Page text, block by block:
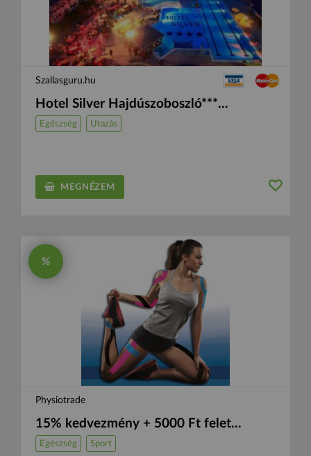
Szallasguru.hu
Hotel Silver Hajdúszoboszló***...
Egészség Utazás
MEGNÉZEM
%
Physiotrade
15% kedvezmény + 5000 Ft felet...
Egészség Sport